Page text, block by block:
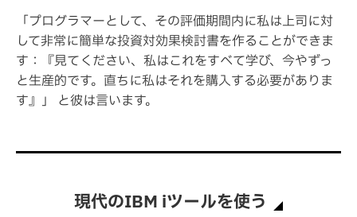
「プログラマーとして、その評価期間内に私は上司に対
して非常に簡単な投資対効果検討書を作ることができま
す：『見てください、私はこれをすべて学び、今やずっ
と生産的です。直ちに私はそれを購入する必要がありま
す』」 と彼は言います。
現代のIBM iツールを使う